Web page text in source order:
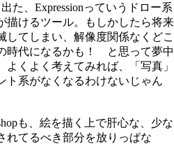
た、Expressionっていうドロー系
描けるツール。もしかしたら将来
してしまい、解像度関係なくどこ
時代になるかも！ と思って夢中
くよく考えてみれば、「写真」
ト系がなくなるわけないじゃん
も、絵を描く上で肝心な、少な
れてるべき部分を放りっぱな